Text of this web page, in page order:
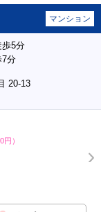
マンション
歩5分
7分
20-13
円）